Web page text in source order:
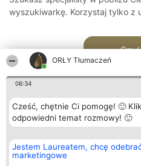
ORŁY Tłumaczeń
06:34
Cześć, chętnie Ci pomogę! 🙂
odpowiedni temat rozmowy! 🙂
Jestem Laureatem, chcę
marketingowe
wyszukiwarkę. Korzystaj tylko z
Organizator plebiscytu
Bright Side Solutions sp. z o.
o. sp. k.
Laureaci